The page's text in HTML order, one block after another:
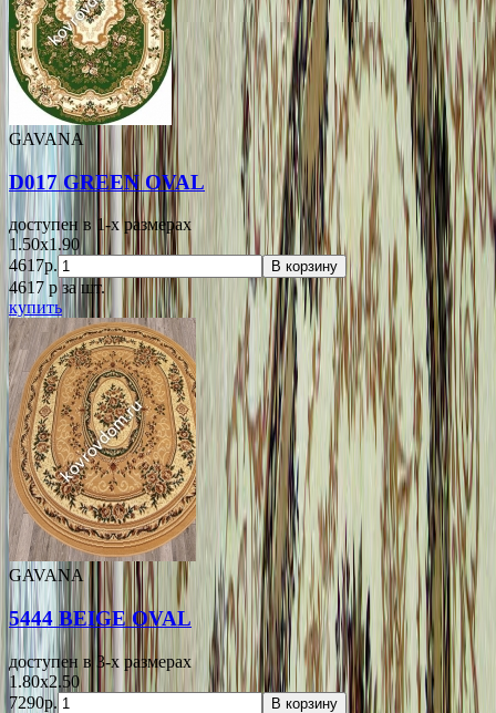
GAVANA
D017 GREEN OVAL
доступен в 1-x размерах
1.50x1.90
4617р.
В корзину
4617 pза шт.
купить
GAVANA
5444 BEIGE OVAL
доступен в 3-x размерах
1.80x2.50
7290р.
В корзину